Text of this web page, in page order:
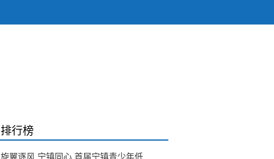
排行榜
旋翼逐风 宁镇同心 首届宁镇青少年低...